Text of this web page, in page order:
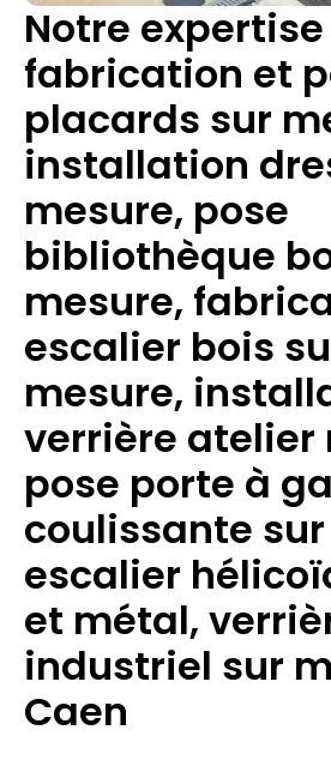
Notre
fabrication et
placards sur
installation
mesure, pose
bibliothèque
mesure,
escalier bois
mesure,
verrière atelier
pose porte à
coulissante
escalier
et métal,
industriel sur
Caen